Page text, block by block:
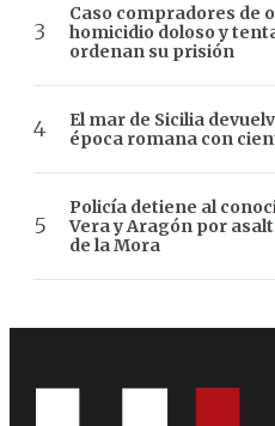
Caso compradores de
homicidio doloso y
ordenan su prisión
El mar de Sicilia
época romana con
Policía detiene al
Vera y Aragón por
de la Mora